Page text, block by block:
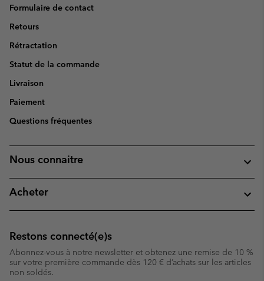
Formulaire de contact
Retours
Rétractation
Statut de la commande
Livraison
Paiement
Questions fréquentes
Nous connaitre
Acheter
Restons connecté(e)s
Abonnez-vous à notre newsletter et obtenez une remise de 10 %
sur votre première commande dès 120 € d’achats sur les articles
non soldés.